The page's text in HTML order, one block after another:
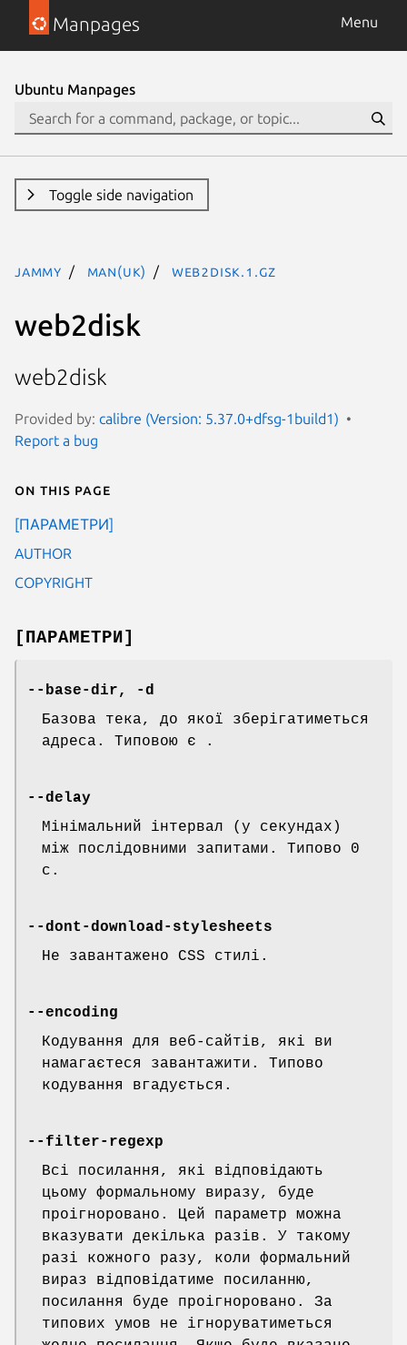
Manpages Menu
Ubuntu Manpages
Toggle side navigation
jammy man(uk) web2disk.1.gz
web2disk
web2disk
Provided by: calibre (Version: 5.37.0+dfsg-1build1)
Report a bug
On this page
[ПАРАМЕТРИ]
AUTHOR
COPYRIGHT
[ПАРАМЕТРИ]
--base-dir, -d
Базова тека, до якої зберігатиметься
адреса. Типовою є .
--delay
Мінімальний інтервал (у секундах)
між послідовними запитами. Типово 0
с.
--dont-download-stylesheets
Не завантажено CSS стилі.
--encoding
Кодування для веб-сайтів, які ви
намагаєтеся завантажити. Типово
кодування вгадується.
--filter-regexp
Всі посилання, які відповідають
цьому формальному виразу, буде
проігноровано. Цей параметр можна
вказувати декілька разів. У такому
разі кожного разу, коли формальний
вираз відповідатиме посиланню,
посилання буде проігноровано. За
типових умов не ігноруватиметься